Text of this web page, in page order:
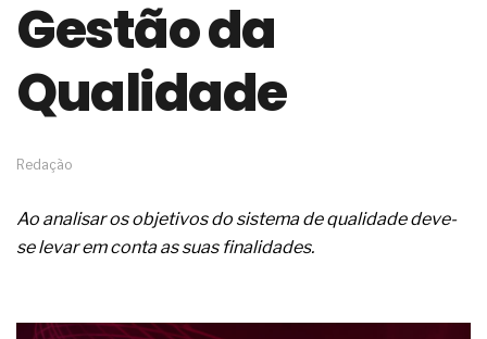
de governança das organizações
O desenho industrial ganha espaço como
As variações dimensionais dos produtos de
materiais cimentícios com fibra de vidro
A verificação dimensional e de massa dos fios,
cabos e condutores elétricos
aos problemas?
Gestão da
Qualidade
Redação
Ao analisar os objetivos do sistema de qualidade deve-
se levar em conta as suas finalidades.